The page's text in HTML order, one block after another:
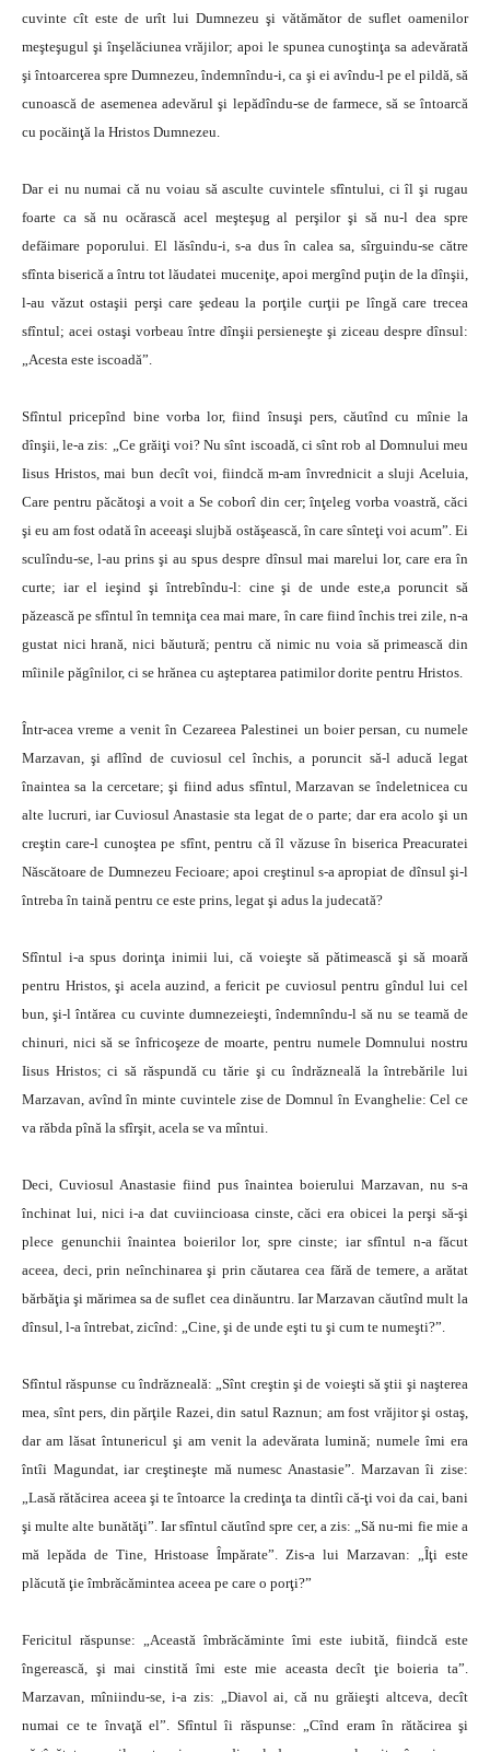
cuvinte cît este de urît lui Dumnezeu şi vătămător de suflet oamenilor
meşteşugul şi înşelăciunea vrăjilor; apoi le spunea cunoştinţa sa adevărată
şi întoarcerea spre Dumnezeu, îndemnîndu-i, ca şi ei avîndu-l pe el pildă, să
cunoască de asemenea adevărul şi lepădîndu-se de farmece, să se întoarcă
cu pocăinţă la Hristos Dumnezeu.
Dar ei nu numai că nu voiau să asculte cuvintele sfîntului, ci îl şi rugau
foarte ca să nu ocărască acel meşteşug al perşilor şi să nu-l dea spre
defăimare poporului. El lăsîndu-i, s-a dus în calea sa, sîrguindu-se către
sfînta biserică a întru tot lăudatei muceniţe, apoi mergînd puţin de la dînşii,
l-au văzut ostaşii perşi care şedeau la porţile curţii pe lîngă care trecea
sfîntul; acei ostaşi vorbeau între dînşii persieneşte şi ziceau despre dînsul:
„Acesta este iscoadă”.
Sfîntul pricepînd bine vorba lor, fiind însuşi pers, căutînd cu mînie la
dînşii, le-a zis: „Ce grăiţi voi? Nu sînt iscoadă, ci sînt rob al Domnului meu
Iisus Hristos, mai bun decît voi, fiindcă m-am învrednicit a sluji Aceluia,
Care pentru păcătoşi a voit a Se coborî din cer; înţeleg vorba voastră, căci
şi eu am fost odată în aceeaşi slujbă ostăşească, în care sînteţi voi acum”. Ei
sculîndu-se, l-au prins şi au spus despre dînsul mai marelui lor, care era în
curte; iar el ieşind şi întrebîndu-l: cine şi de unde este,a poruncit să
păzească pe sfîntul în temniţa cea mai mare, în care fiind închis trei zile, n-a
gustat nici hrană, nici băutură; pentru că nimic nu voia să primească din
mîinile păgînilor, ci se hrănea cu aşteptarea patimilor dorite pentru Hristos.
Într-acea vreme a venit în Cezareea Palestinei un boier persan, cu numele
Marzavan, şi aflînd de cuviosul cel închis, a poruncit să-l aducă legat
înaintea sa la cercetare; şi fiind adus sfîntul, Marzavan se îndeletnicea cu
alte lucruri, iar Cuviosul Anastasie sta legat de o parte; dar era acolo şi un
creştin care-l cunoştea pe sfînt, pentru că îl văzuse în biserica Preacuratei
Născătoare de Dumnezeu Fecioare; apoi creştinul s-a apropiat de dînsul şi-l
întreba în taină pentru ce este prins, legat şi adus la judecată?
Sfîntul i-a spus dorinţa inimii lui, că voieşte să pătimească şi să moară
pentru Hristos, şi acela auzind, a fericit pe cuviosul pentru gîndul lui cel
bun, şi-l întărea cu cuvinte dumnezeieşti, îndemnîndu-l să nu se teamă de
chinuri, nici să se înfricoşeze de moarte, pentru numele Domnului nostru
Iisus Hristos; ci să răspundă cu tărie şi cu îndrăzneală la întrebările lui
Marzavan, avînd în minte cuvintele zise de Domnul în Evanghelie: Cel ce
va răbda pînă la sfîrşit, acela se va mîntui.
Deci, Cuviosul Anastasie fiind pus înaintea boierului Marzavan, nu s-a
închinat lui, nici i-a dat cuviincioasa cinste, căci era obicei la perşi să-şi
plece genunchii înaintea boierilor lor, spre cinste; iar sfîntul n-a făcut
aceea, deci, prin neînchinarea şi prin căutarea cea fără de temere, a arătat
bărbăţia şi mărimea sa de suflet cea dinăuntru. Iar Marzavan căutînd mult la
dînsul, l-a întrebat, zicînd: „Cine, şi de unde eşti tu şi cum te numeşti?”.
Sfîntul răspunse cu îndrăzneală: „Sînt creştin şi de voieşti să ştii şi naşterea
mea, sînt pers, din părţile Razei, din satul Raznun; am fost vrăjitor şi ostaş,
dar am lăsat întunericul şi am venit la adevărata lumină; numele îmi era
întîi Magundat, iar creştineşte mă numesc Anastasie”. Marzavan îi zise:
„Lasă rătăcirea aceea şi te întoarce la credinţa ta dintîi că-ţi voi da cai, bani
şi multe alte bunătăţi”. Iar sfîntul căutînd spre cer, a zis: „Să nu-mi fie mie a
mă lepăda de Tine, Hristoase Împărate”. Zis-a lui Marzavan: „Îţi este
plăcută ţie îmbrăcămintea aceea pe care o porţi?”
Fericitul răspunse: „Această îmbrăcăminte îmi este iubită, fiindcă este
îngerească, şi mai cinstită îmi este mie aceasta decît ţie boieria ta”.
Marzavan, mîniindu-se, i-a zis: „Diavol ai, că nu grăieşti altceva, decît
numai ce te învaţă el”. Sfîntul îi răspunse: „Cînd eram în rătăcirea şi